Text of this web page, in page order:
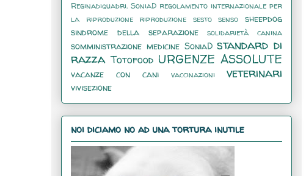
Reginadiquadri. SoniaD regolamento internazionale per
la riproduzione
riproduzione sesto senso
sheepdog
sindrome della separazione
solidarietà canina
somministrazione medicine SoniaD standard di
razza Totofood URGENZE ASSOLUTE
vacanze con cani vaccinazioni veterinari
vivisezione
noi diciamo no ad una tortura inutile